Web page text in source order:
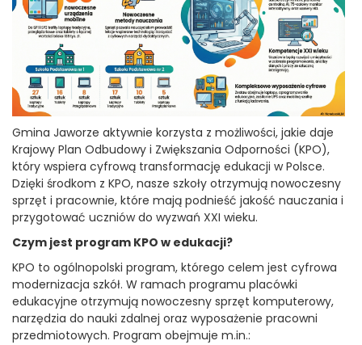
Gmina Jaworze aktywnie korzysta z możliwości, jakie daje
Krajowy Plan Odbudowy i Zwiększania Odporności (KPO),
który wspiera cyfrową transformację edukacji w Polsce.
Dzięki środkom z KPO, nasze szkoły otrzymują nowoczesny
sprzęt i pracownie, które mają podnieść jakość nauczania i
przygotować uczniów do wyzwań XXI wieku.
Czym jest program KPO w edukacji?
KPO to ogólnopolski program, którego celem jest cyfrowa
modernizacja szkół. W ramach programu placówki
edukacyjne otrzymują nowoczesny sprzęt komputerowy,
narzędzia do nauki zdalnej oraz wyposażenie pracowni
przedmiotowych. Program obejmuje m.in.: